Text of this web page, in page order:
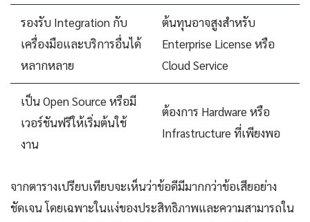
รองรับ Integration กับ
เครื่องมือและบริการอื่นได้
หลากหลาย
ต้นทุนอาจสูงสำหรับ
Enterprise License หรือ
Cloud Service
เป็น Open Source หรือมี
เวอร์ชันฟรีให้เริ่มต้นใช้
งาน
ต้องการ Hardware หรือ
Infrastructure ที่เพียงพอ
จากตารางเปรียบเทียบจะเห็นว่าข้อดีมีมากกว่าข้อเสียอย่าง
ชัดเจน โดยเฉพาะในแง่ของประสิทธิภาพและความสามารถใน